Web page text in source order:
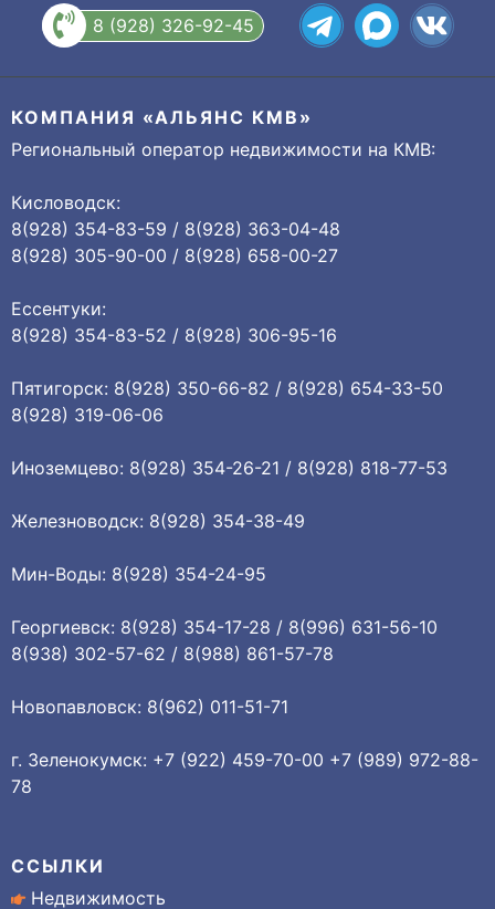
8 (928) 326-92-45
КОМПАНИЯ «АЛЬЯНС КМВ»
Региональный оператор недвижимости на КМВ:
Кисловодск:
8(928) 354-83-59 / 8(928) 363-04-48
8(928) 305-90-00 / 8(928) 658-00-27
Ессентуки:
8(928) 354-83-52 / 8(928) 306-95-16
Пятигорск: 8(928) 350-66-82 / 8(928) 654-33-50
8(928) 319-06-06
Иноземцево: 8(928) 354-26-21 / 8(928) 818-77-53
Железноводск: 8(928) 354-38-49
Мин-Воды: 8(928) 354-24-95
Георгиевск: 8(928) 354-17-28 / 8(996) 631-56-10
8(938) 302-57-62 / 8(988) 861-57-78
Новопавловск: 8(962) 011-51-71
г. Зеленокумск: +7 (922) 459-70-00 +7 (989) 972-88-
78
ССЫЛКИ
Недвижимость